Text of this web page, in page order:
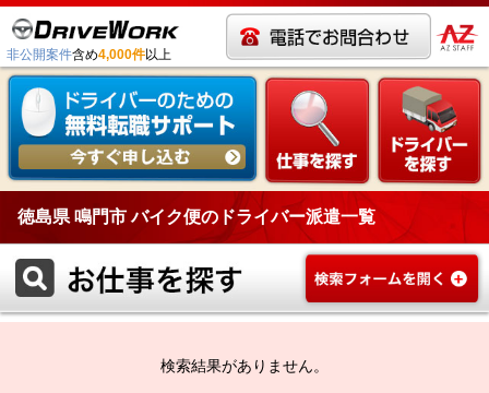
非公開案件含め4,000件以上
徳島県 鳴門市 バイク便のドライバー派遣一覧
検索結果がありません。